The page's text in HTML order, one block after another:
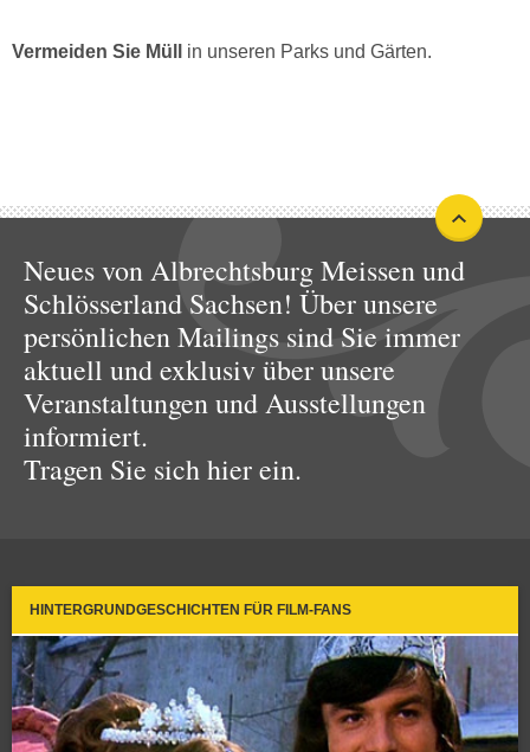
Vermeiden Sie Müll in unseren Parks und Gärten.
Neues von Albrechtsburg Meissen und
Schlösserland Sachsen! Über unsere
persönlichen Mailings sind Sie immer
aktuell und exklusiv über unsere
Veranstaltungen und Ausstellungen
informiert.
Tragen Sie sich hier ein.
HINTERGRUNDGESCHICHTEN FÜR FILM-FANS